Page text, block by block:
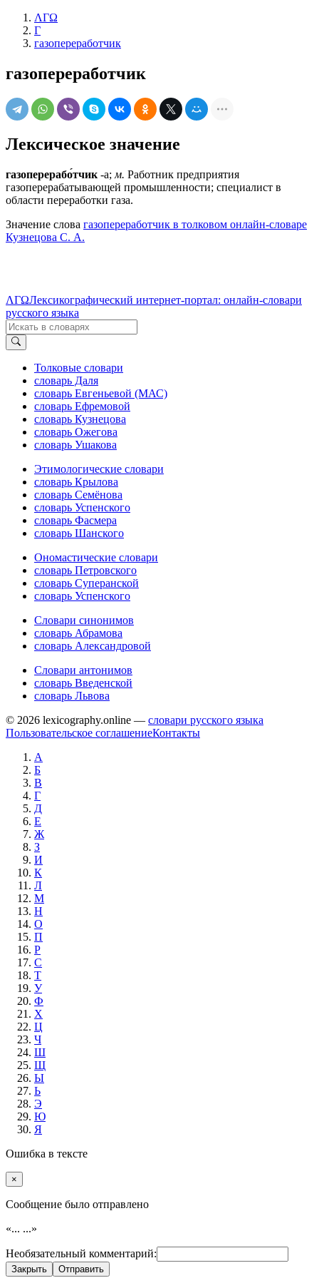
ΛΓΩ
Г
газопереработчик
газопереработчик
Лексическое значение
газоперерабо́тчик -а; м. Работник предприятия
газоперерабатывающей промышленности; специалист в
области переработки газа.
Значение слова газопереработчик в толковом онлайн-словаре
Кузнецова С. А.
ΛΓΩЛексикографический интернет-портал: онлайн-словари
русского языка
Толковые словари
словарь Даля
словарь Евгеньевой (МАС)
словарь Ефремовой
словарь Кузнецова
словарь Ожегова
словарь Ушакова
Этимологические словари
словарь Крылова
словарь Семёнова
словарь Успенского
словарь Фасмера
словарь Шанского
Ономастические словари
словарь Петровского
словарь Суперанской
словарь Успенского
Словари синонимов
словарь Абрамова
словарь Александровой
Словари антонимов
словарь Введенской
словарь Львова
© 2026 lexicography.online — словари русского языка
Пользовательское соглашениеКонтакты
А
Б
В
Г
Д
Е
Ж
З
И
К
Л
М
Н
О
П
Р
С
Т
У
Ф
Х
Ц
Ч
Ш
Щ
Ы
Ь
Э
Ю
Я
Ошибка в тексте
×
Cообщение было отправлено
«... ...»
Необязательный комментарий:
Закрыть Отправить